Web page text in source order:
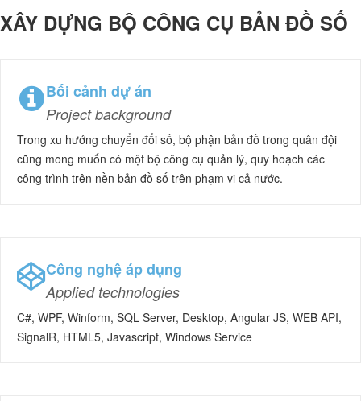
XÂY DỰNG BỘ CÔNG CỤ BẢN ĐỒ SỐ
Bối cảnh dự án
Project background
Trong xu hướng chuyển đổi số, bộ phận bản đồ trong quân đội
cũng mong muốn có một bộ công cụ quản lý, quy hoạch các
công trình trên nền bản đồ số trên phạm vi cả nước.
Công nghệ áp dụng
Applied technologies
C#, WPF, Winform, SQL Server, Desktop, Angular JS, WEB API,
SignalR, HTML5, Javascript, Windows Service